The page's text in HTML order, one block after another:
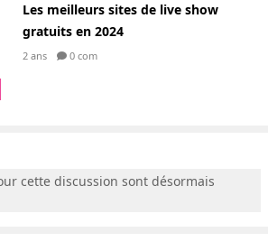
Les meilleurs sites de live show
gratuits en 2024
2 ans 0 com
cette discussion sont désormais